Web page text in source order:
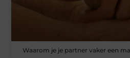
Waarom je je partner vaker een